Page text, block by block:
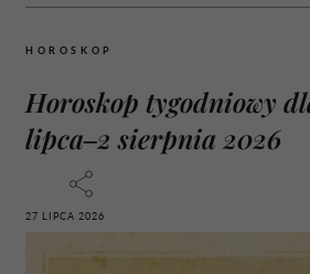
HOROSKOP
Horoskop tygodniowy
lipca–2 sierpnia 2026
27 LIPCA 2026